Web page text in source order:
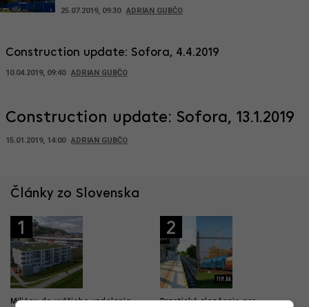
25.07.2019, 09:30 ADRIAN GUBČO
Construction update: Sofora, 4.4.2019
10.04.2019, 09:40 ADRIAN GUBČO
Construction update: Sofora, 13.1.2019
15.01.2019, 14:00 ADRIAN GUBČO
Články zo Slovenska
1
Milióny do vyššieho vzdelania.
2
Drastické zlepšenie pre